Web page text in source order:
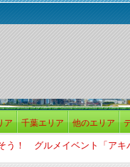
ア 千葉エリア 他のエリア
う！ グルメイベント「アキ